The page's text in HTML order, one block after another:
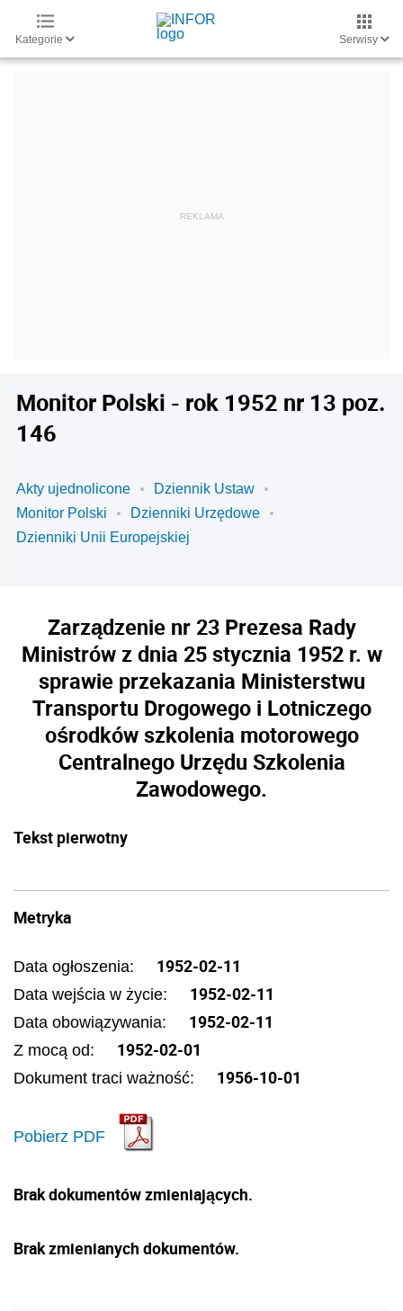
Kategorie Serwisy
Monitor Polski - rok 1952 nr 13 poz.
146
Akty ujednolicone
Dziennik Ustaw
Monitor Polski
Dzienniki Urzędowe
Dzienniki Unii Europejskiej
Zarządzenie nr 23 Prezesa Rady
Ministrów z dnia 25 stycznia 1952 r. w
sprawie przekazania Ministerstwu
Transportu Drogowego i Lotniczego
ośrodków szkolenia motorowego
Centralnego Urzędu Szkolenia
Zawodowego.
Tekst pierwotny
Metryka
Data ogłoszenia: 1952-02-11
Data wejścia w życie: 1952-02-11
Data obowiązywania: 1952-02-11
Z mocą od: 1952-02-01
Dokument traci ważność: 1956-10-01
Pobierz PDF
Brak dokumentów zmieniających.
Brak zmienianych dokumentów.